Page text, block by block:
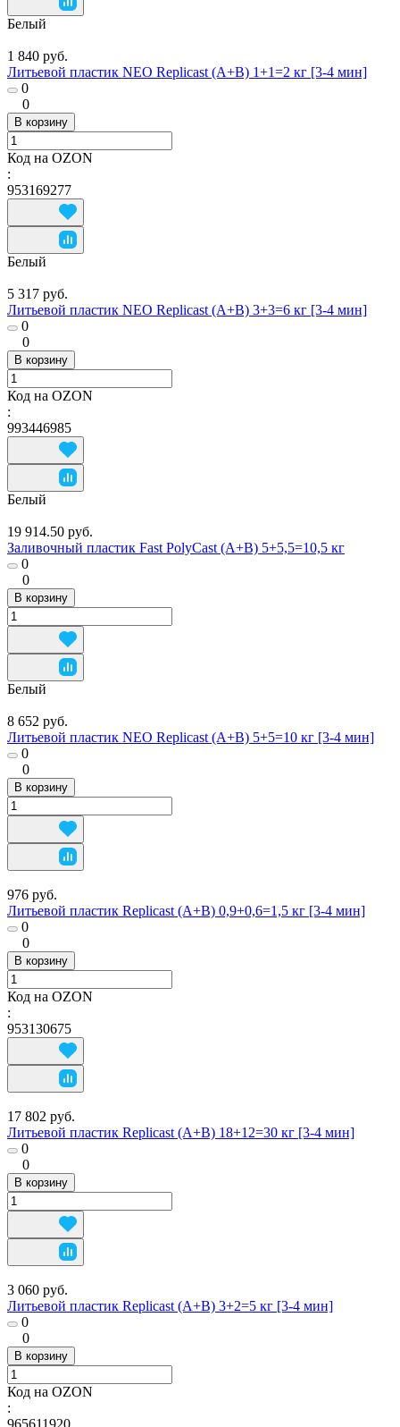
Белый
1 840 руб.
Литьевой пластик NEO Replicast (А+В) 1+1=2 кг [3-4 мин]
0
0
В корзину
Код на OZON
:
953169277
Белый
5 317 руб.
Литьевой пластик NEO Replicast (А+В) 3+3=6 кг [3-4 мин]
0
0
В корзину
Код на OZON
:
993446985
Белый
19 914.50 руб.
Заливочный пластик Fast PolyCast (A+B) 5+5,5=10,5 кг
0
0
В корзину
Белый
8 652 руб.
Литьевой пластик NEO Replicast (А+В) 5+5=10 кг [3-4 мин]
0
0
В корзину
976 руб.
Литьевой пластик Replicast (А+В) 0,9+0,6=1,5 кг [3-4 мин]
0
0
В корзину
Код на OZON
:
953130675
17 802 руб.
Литьевой пластик Replicast (А+В) 18+12=30 кг [3-4 мин]
0
0
В корзину
3 060 руб.
Литьевой пластик Replicast (А+В) 3+2=5 кг [3-4 мин]
0
0
В корзину
Код на OZON
:
965611920